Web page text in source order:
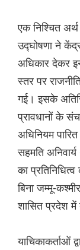
एक निश्चित
उद्घोषणा ने
अधिकार देकर
स्तर पर
गई। इसके
प्रावधानों के
अधिनियम
सहमति
का
बिना जम्मू-
शासित प्रदेश
याचिकाकर्ताओं